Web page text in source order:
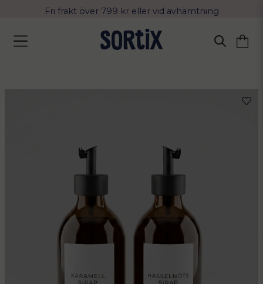
Fri frakt över 799 kr eller vid avhämtning
Leverans 2-4 arbetsdagar med Postnord